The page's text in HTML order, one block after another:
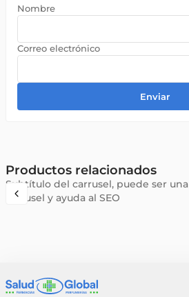
Enviar
Productos relacionados
Subtítulo del carrusel, puede ser
carrusel y ayuda al SEO